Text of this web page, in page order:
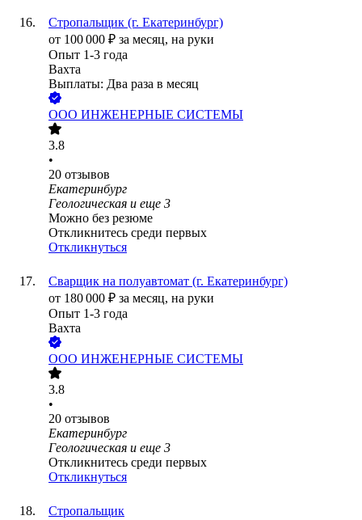
Стропальщик (г. Екатеринбург)
от 100 000 ₽ за месяц, на руки
Опыт 1-3 года
Вахта
Выплаты: Два раза в месяц
ООО ИНЖЕНЕРНЫЕ СИСТЕМЫ
3.8
•
20 отзывов
Екатеринбург
Геологическая и еще 3
Можно без резюме
Откликнитесь среди первых
Откликнуться
Сварщик на полуавтомат (г. Екатеринбург)
от 180 000 ₽ за месяц, на руки
Опыт 1-3 года
Вахта
ООО ИНЖЕНЕРНЫЕ СИСТЕМЫ
3.8
•
20 отзывов
Екатеринбург
Геологическая и еще 3
Откликнитесь среди первых
Откликнуться
Стропальщик